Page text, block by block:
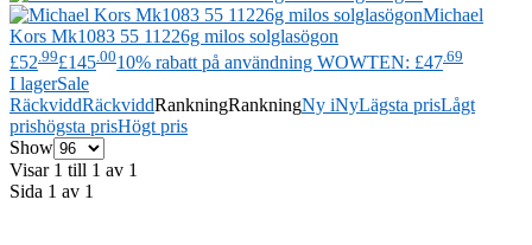
Michael
Kors Mk1083 55 11226g milos solglasögon
£52 .99£145 .0010% rabatt på användning WOWTEN: £47 .69
I lagerSale
RäckviddRäckviddRankningRankningNy iNyLägsta prisLågt
prishögsta prisHögt pris
Show
Visar 1 till 1 av 1
Sida 1 av 1